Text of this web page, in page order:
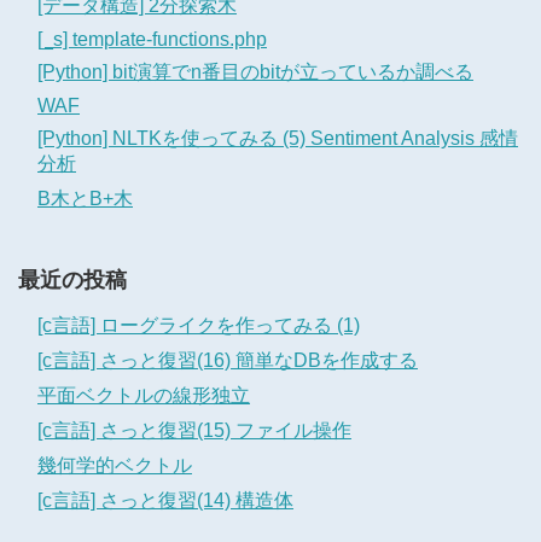
[データ構造] 2分探索木
[_s] template-functions.php
[Python] bit演算でn番目のbitが立っているか調べる
WAF
[Python] NLTKを使ってみる (5) Sentiment Analysis 感情
分析
B木とB+木
最近の投稿
[c言語] ローグライクを作ってみる (1)
[c言語] さっと復習(16) 簡単なDBを作成する
平面ベクトルの線形独立
[c言語] さっと復習(15) ファイル操作
幾何学的ベクトル
[c言語] さっと復習(14) 構造体